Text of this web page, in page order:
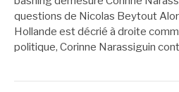
questions de Nicolas Beytout
Hollande est décrié à droite
politique, Corinne Narassiguin